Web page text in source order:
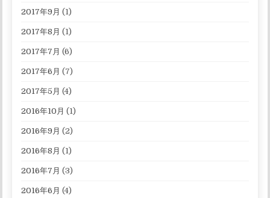
2017年9月 (1)
2017年8月 (1)
2017年7月 (6)
2017年6月 (7)
2017年5月 (4)
2016年10月 (1)
2016年9月 (2)
2016年8月 (1)
2016年7月 (3)
2016年6月 (4)